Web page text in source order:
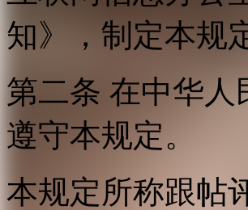
知》，制定本规
第二条 在中华
遵守本规定。
本规定所称跟帖